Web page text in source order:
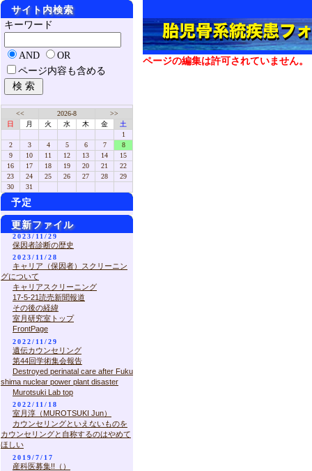
ページの編集は許可されていません。
サイト内検索
キーワード
AND
OR
ページ内容も含める
<< 2026-8
>>
日
月 火 水 木 金
土
1
2
3 4 5 6 7
8
9
10 11 12 13 14
15
16
17 18 19 20 21
22
23
24 25 26 27 28
29
30
31
予定
更新ファイル
2023/11/29
保因者診断の歴史
2023/11/28
キャリア（保因者）スクリーニン
グについて
キャリアスクリーニング
17-5-21読売新聞報道
その後の経緯
室月研究室トップ
FrontPage
2022/11/29
遺伝カウンセリング
第44回学術集会報告
Destroyed perinatal care after Fuku
shima nuclear power plant disaster
Murotsuki Lab top
2022/11/18
室月淳（MUROTSUKI Jun）
カウンセリングといえないものを
カウンセリングと自称するのはやめて
ほしい
2019/7/17
産科医募集!!（）